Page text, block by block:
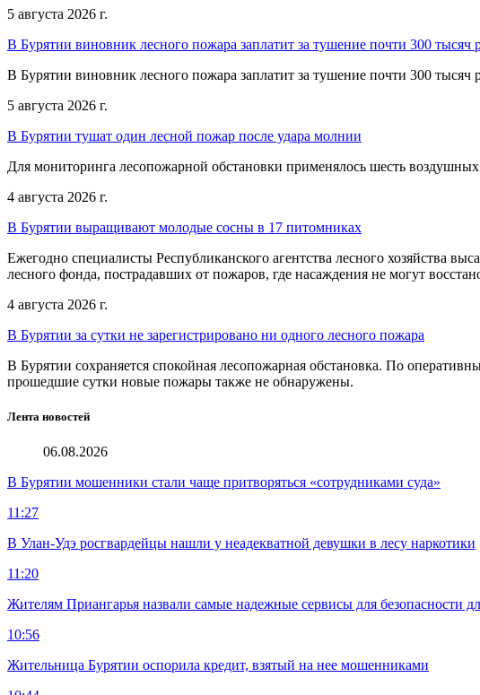
5 августа 2026 г.
В Бурятии виновник лесного пожара заплатит за тушение почти 300 тысяч
В Бурятии виновник лесного пожара заплатит за тушение почти 300 тысяч
5 августа 2026 г.
В Бурятии тушат один лесной пожар после удара молнии
Для мониторинга лесопожарной обстановки применялось шесть воздушных
4 августа 2026 г.
В Бурятии выращивают молодые сосны в 17 питомниках
Ежегодно специалисты Республиканского агентства лесного хозяйства
лесного фонда, пострадавших от пожаров, где насаждения не могут
4 августа 2026 г.
В Бурятии за сутки не зарегистрировано ни одного лесного пожара
В Бурятии сохраняется спокойная лесопожарная обстановка. По
прошедшие сутки новые пожары также не обнаружены.
Лента новостей
06.08.2026
В Бурятии мошенники стали чаще притворяться «сотрудниками суда»
11:27
В Улан-Удэ росгвардейцы нашли у неадекватной девушки в лесу наркотики
11:20
Жителям Приангарья назвали самые надежные сервисы для безопасности
10:56
Жительница Бурятии оспорила кредит, взятый на нее мошенниками